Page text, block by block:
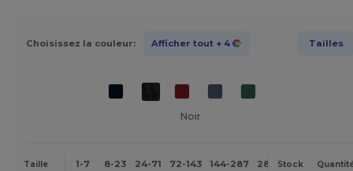
Choisissez la couleur: Afficher tout + 4 Tailles
Noir
Taille 1-7 8-23 24-71 72-143 144-287 288 + Plus
Stock